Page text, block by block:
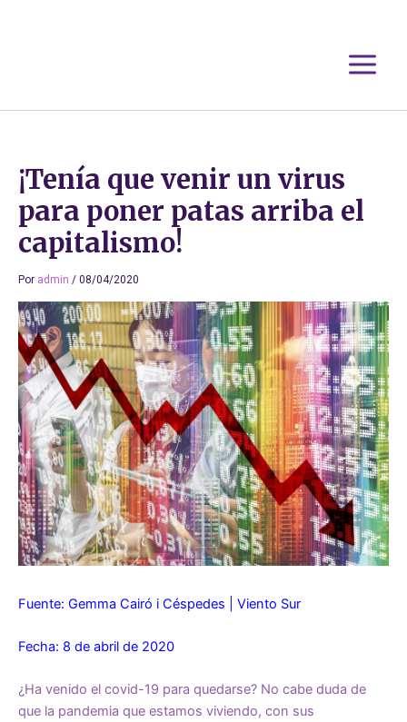
¡Tenía que venir un virus
para poner patas arriba el
capitalismo!
Por admin / 08/04/2020
Fuente: Gemma Cairó i Céspedes | Viento Sur
Fecha: 8 de abril de 2020
¿Ha venido el covid-19 para quedarse? No cabe duda de
que la pandemia que estamos viviendo, con sus